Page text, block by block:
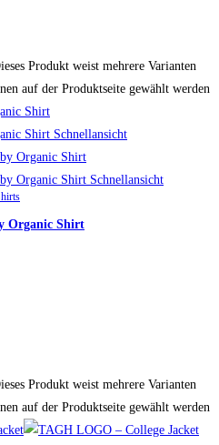
Produkt weist mehrere Varianten
auf der Produktseite gewählt werden
Schnellansicht
Schnellansicht
Organic Shirt
Produkt weist mehrere Varianten
auf der Produktseite gewählt werden